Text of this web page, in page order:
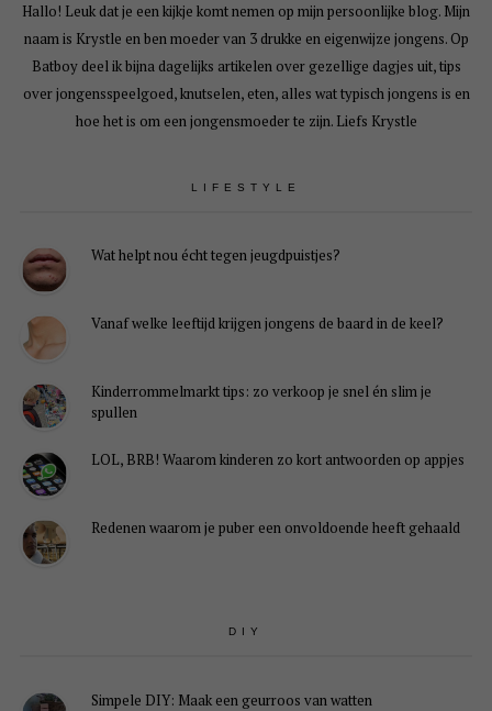
Hallo! Leuk dat je een kijkje komt nemen op mijn persoonlijke blog. Mijn
naam is Krystle en ben moeder van 3 drukke en eigenwijze jongens. Op
Batboy deel ik bijna dagelijks artikelen over gezellige dagjes uit, tips
over jongensspeelgoed, knutselen, eten, alles wat typisch jongens is en
hoe het is om een jongensmoeder te zijn. Liefs Krystle
LIFESTYLE
Wat helpt nou écht tegen jeugdpuistjes?
Vanaf welke leeftijd krijgen jongens de baard in de keel?
Kinderrommelmarkt tips: zo verkoop je snel én slim je
spullen
LOL, BRB! Waarom kinderen zo kort antwoorden op appjes
Redenen waarom je puber een onvoldoende heeft gehaald
DIY
Simpele DIY: Maak een geurroos van watten